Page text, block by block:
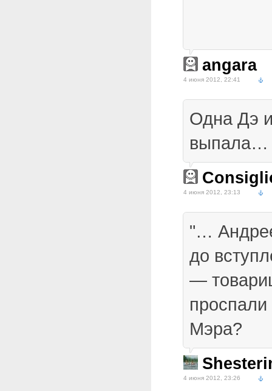
angara
4 июня 2012, 22:41
Одна Дэ
выпала…
4 июня 2012, 23:13
"…
до
—
Мэра?
4 июня 2012, 23:26